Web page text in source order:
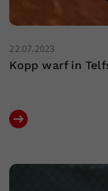
22.07.2023
Kopp warf in